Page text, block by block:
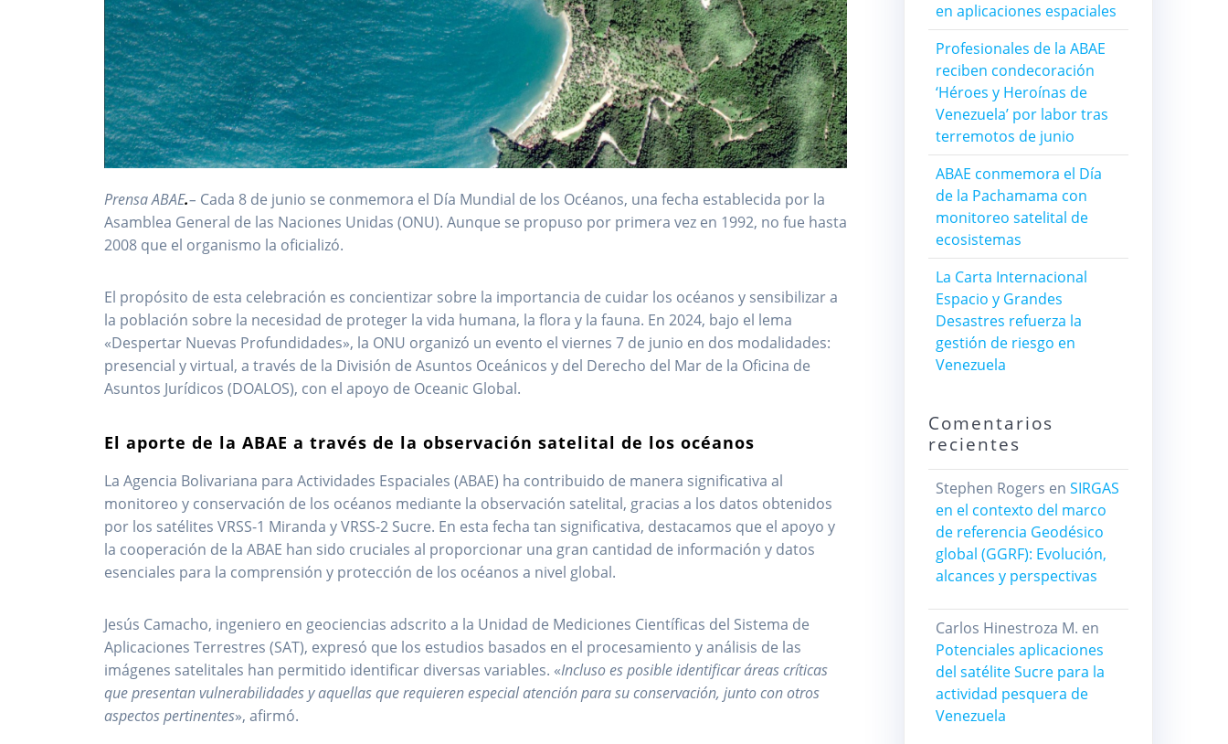
Prensa ABAE.– Cada 8 de junio se conmemora el Día Mundial de los Océanos, una fecha establecida por la
Asamblea General de las Naciones Unidas (ONU). Aunque se propuso por primera vez en 1992, no fue hasta
2008 que el organismo la oficializó.
El propósito de esta celebración es concientizar sobre la importancia de cuidar los océanos y sensibilizar a
la población sobre la necesidad de proteger la vida humana, la flora y la fauna. En 2024, bajo el lema
«Despertar Nuevas Profundidades», la ONU organizó un evento el viernes 7 de junio en dos modalidades:
presencial y virtual, a través de la División de Asuntos Oceánicos y del Derecho del Mar de la Oficina de
Asuntos Jurídicos (DOALOS), con el apoyo de Oceanic Global.
El aporte de la ABAE a través de la observación satelital de los océanos
La Agencia Bolivariana para Actividades Espaciales (ABAE) ha contribuido de manera significativa al
monitoreo y conservación de los océanos mediante la observación satelital, gracias a los datos obtenidos
por los satélites VRSS-1 Miranda y VRSS-2 Sucre. En esta fecha tan significativa, destacamos que el apoyo y
la cooperación de la ABAE han sido cruciales al proporcionar una gran cantidad de información y datos
esenciales para la comprensión y protección de los océanos a nivel global.
Jesús Camacho, ingeniero en geociencias adscrito a la Unidad de Mediciones Científicas del Sistema de
Aplicaciones Terrestres (SAT), expresó que los estudios basados en el procesamiento y análisis de las
imágenes satelitales han permitido identificar diversas variables. «Incluso es posible identificar áreas críticas
que presentan vulnerabilidades y aquellas que requieren especial atención para su conservación, junto con otros
aspectos pertinentes», afirmó.
en aplicaciones espaciales
Profesionales de la ABAE
reciben condecoración
‘Héroes y Heroínas de
Venezuela’ por labor tras
terremotos de junio
ABAE conmemora el Día
de la Pachamama con
monitoreo satelital de
ecosistemas
La Carta Internacional
Espacio y Grandes
Desastres refuerza la
gestión de riesgo en
Venezuela
Comentarios
recientes
Stephen Rogers en SIRGAS
en el contexto del marco
de referencia Geodésico
global (GGRF): Evolución,
alcances y perspectivas
Carlos Hinestroza M. en
Potenciales aplicaciones
del satélite Sucre para la
actividad pesquera de
Venezuela